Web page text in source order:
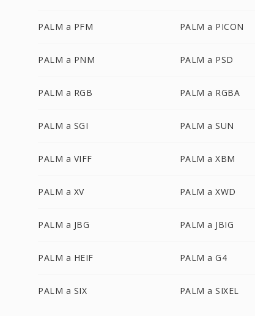
PALM a PFM PALM a PICON
PALM a PNM PALM a PSD
PALM a RGB PALM a RGBA
PALM a SGI PALM a SUN
PALM a VIFF PALM a XBM
PALM a XV PALM a XWD
PALM a JBG PALM a JBIG
PALM a HEIF PALM a G4
PALM a SIX PALM a SIXEL